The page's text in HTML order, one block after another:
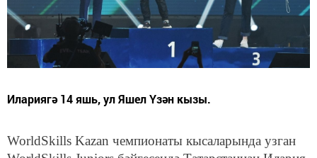
Илариягә 14 яшь, ул Яшел Үзән кызы.
WorldSkills Kazan чемпионаты кысаларында узган